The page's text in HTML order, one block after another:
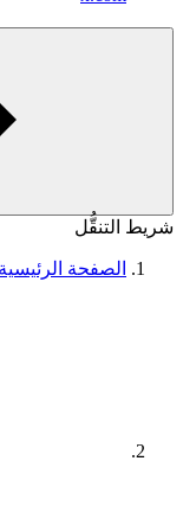
شريط التنقُّل
الصفحة الرئيسية